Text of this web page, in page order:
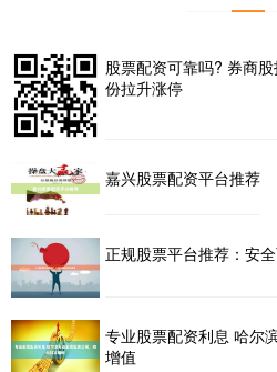
股票配资可靠吗? 券商
份拉升涨停
嘉兴股票配资平台推荐
正规股票平台推荐：安
专业股票配资利息 哈尔
增值